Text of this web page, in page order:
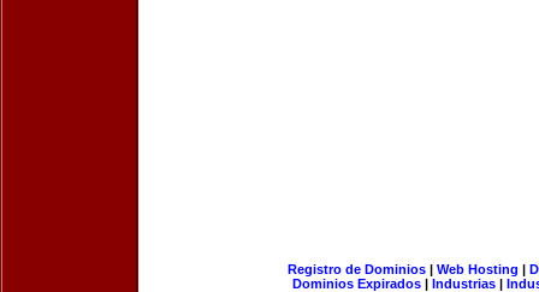
Registro de Dominios| Web Hosting |
Dominios Expirados | Industrias |